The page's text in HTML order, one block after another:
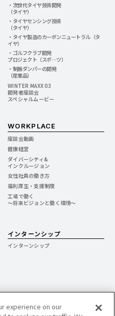
・次世代タイヤ技術開発
（タイヤ）
・タイヤセンシング技術
（タイヤ）
・タイヤ製造のカーボンニュートラル（タ
イヤ）
・ゴルフクラブ開発
プロジェクト（スポ―ツ）
・制振ダンパーの開発
（産業品）
WINTER MAXX 03
開発者座談会
スペシャルムービー
WORKPLACE
座談会動画
健康経営
ダイバーシティ&
インクルージョン
女性社員の働き方
福利厚生・支援制度
工場で働く
～将来ビジョンと働く環境～
インターンシップ
インターンシップ
experience on our